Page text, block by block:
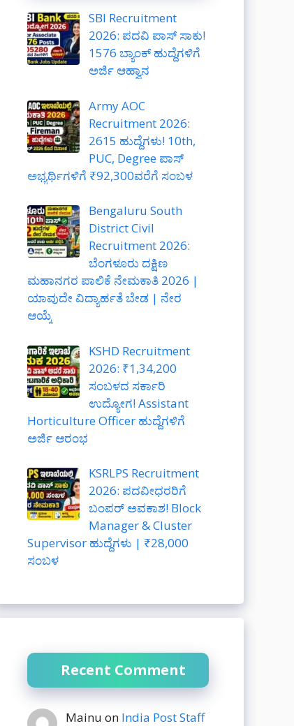
SBI Recruitment
2026: ಪದವಿ ಪಾಸ್ ಸಾಕು!
1576 ಬ್ಯಾಂಕ್ ಹುದ್ದೆಗಳಿಗೆ
ಅರ್ಜಿ ಆಹ್ವಾನ
Army AOC
Recruitment 2026:
2615 ಹುದ್ದೆಗಳು! 10th,
PUC, Degree ಪಾಸ್
ಅಭ್ಯರ್ಥಿಗಳಿಗೆ ₹92,300ವರೆಗೆ ಸಂಬಳ
Bengaluru South
District Civil
Recruitment 2026:
ಬೆಂಗಳೂರು ದಕ್ಷಿಣ
ಮಹಾನಗರ ಪಾಲಿಕೆ ನೇಮಕಾತಿ 2026 |
ಯಾವುದೇ ವಿದ್ಯಾರ್ಹತೆ ಬೇಡ | ನೇರ
ಆಯ್ಕೆ
KSHD Recruitment
2026: ₹1,34,200
ಸಂಬಳದ ಸರ್ಕಾರಿ
ಉದ್ಯೋಗ! Assistant
Horticulture Officer ಹುದ್ದೆಗಳಿಗೆ
ಅರ್ಜಿ ಆರಂಭ
KSRLPS Recruitment
2026: ಪದವೀಧರರಿಗೆ
ಬಂಪರ್ ಅವಕಾಶ! Block
Manager & Cluster
Supervisor ಹುದ್ದೆಗಳು | ₹28,000
ಸಂಬಳ
Recent Comment
Mainu on India Post Staff